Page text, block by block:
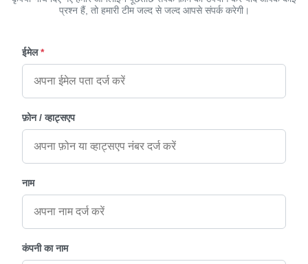
प्रश्न हैं, तो हमारी टीम जल्द से जल्द आपसे संपर्क करेगी।
ईमेल *
फ़ोन / व्हाट्सएप
नाम
कंपनी का नाम